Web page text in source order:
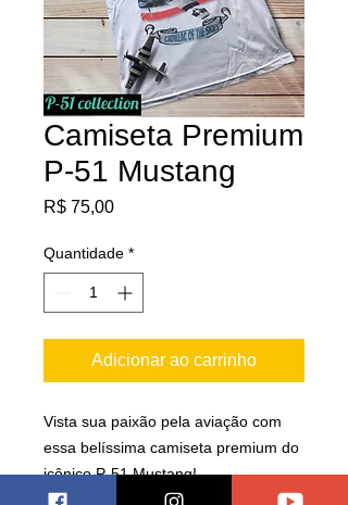
Camiseta Premium
P-51 Mustang
R$ 75,00Preço
Quantidade *
Adicionar ao carrinho
Vista sua paixão pela aviação com
essa belíssima camiseta premium do
icônico P-51 Mustang!
Em algodão de alta qualidad e